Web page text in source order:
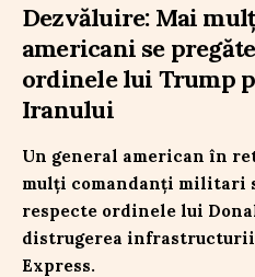
Dezvăluire: Mai
americani se
ordinele lui Trump
Iranului
Un general american în
mulți comandanți militari
respecte ordinele lui
distrugerea
Express.